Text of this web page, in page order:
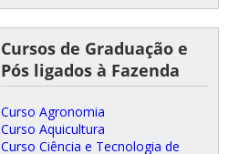
Cursos de Graduação e
Pós ligados à Fazenda
Curso Agronomia
Curso Aquicultura
Curso Ciência e Tecnologia de